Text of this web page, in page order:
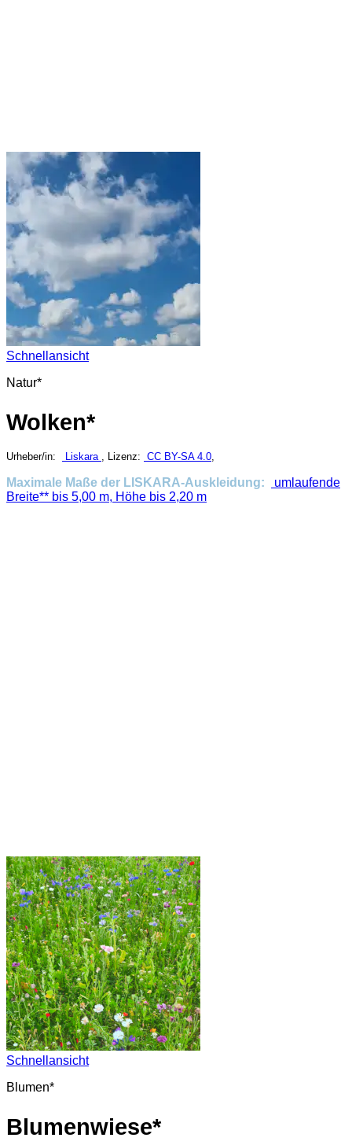
Schnellansicht
Natur*
Wolken*
Urheber/in: Liskara , Lizenz: CC BY-SA 4.0,
Maximale Maße der LISKARA-Auskleidung:
umlaufende
Breite** bis 5,00 m, Höhe bis 2,20 m
Schnellansicht
Blumen*
Blumenwiese*